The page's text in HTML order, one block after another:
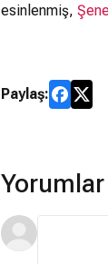
esinlenmiş,
Paylaş: